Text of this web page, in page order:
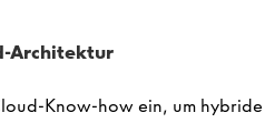
Architektur
Know-how ein, um